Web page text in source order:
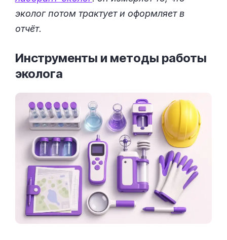
эколог потом трактует и оформляет в
отчёт.
Инструменты и методы работы
эколога